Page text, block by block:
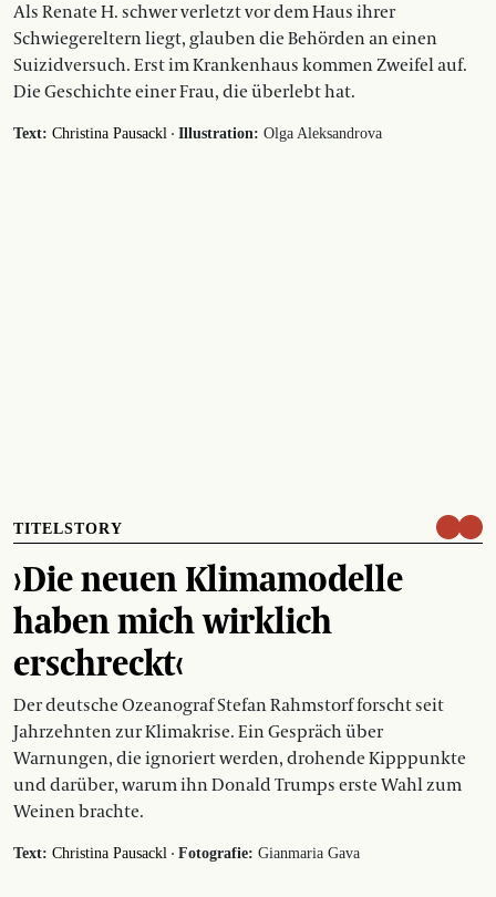
Als Renate H. schwer verletzt vor dem Haus ihrer
Schwiegereltern liegt, glauben die Behörden an einen
Suizidversuch. Erst im Krankenhaus kommen Zweifel auf.
Die Geschichte einer Frau, die überlebt hat.
Text: Christina Pausackl · Illustration: Olga Aleksandrova
TITELSTORY
›Die neuen Klimamodelle
haben mich wirklich
erschreckt‹
Der deutsche Ozeanograf Stefan Rahmstorf forscht seit
Jahrzehnten zur Klimakrise. Ein Gespräch über
Warnungen, die ignoriert werden, drohende Kipppunkte
und darüber, warum ihn Donald Trumps erste Wahl zum
Weinen brachte.
Text: Christina Pausackl · Fotografie: Gianmaria Gava